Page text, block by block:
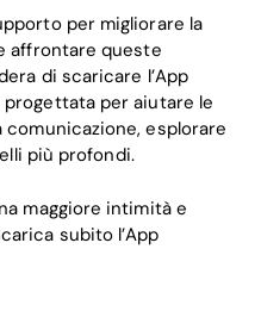
per migliorare la
affrontare queste
di scaricare l’App
progettata per aiutare le
esplorare
più profondi.
maggiore intimità e
subito l’App